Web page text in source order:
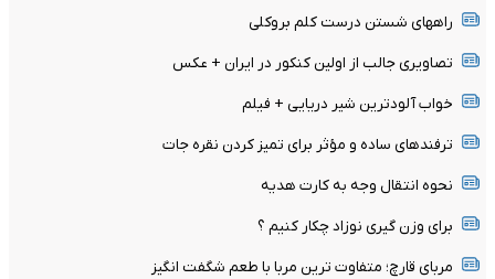
راههای شستن درست کلم بروکلی
تصاویری جالب از اولین کنکور در ایران + عکس
خواب آلودترین شیر دریایی + فیلم
ترفندهای ساده و مؤثر برای تمیز کردن نقره جات
نحوه انتقال وجه به کارت هدیه
برای وزن گیری نوزاد چکار کنیم ؟
مربای قارچ؛ متفاوت ترین مربا با طعم شگفت انگیز